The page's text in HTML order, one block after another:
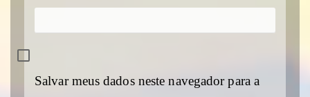
Salvar meus dados neste navegador para a